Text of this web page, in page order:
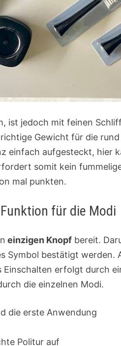
ist jedoch mit feinen
Gewicht für die
einfach aufgesteckt, hier
somit kein
mal punkten.
für die Modi
einzigen Knopfbereit.
Symbol bestätigt werden.
Einschalten erfolgt durch
die einzelnen Modi.
die erste Anwendung
Politur auf